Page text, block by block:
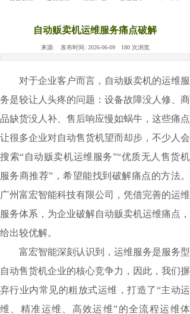
自动贩卖机运维服务痛点破解
来源: 发布时间: 2026-06-09 180 次浏览
对于企业客户而言，自动贩卖机的运维服
务是较让人头疼的问题：设备故障没人修、商
品缺货没人补、售后响应慢如蜗牛，这些痛点
让很多企业对自动售货机望而却步，不少人会
搜索“自动贩卖机运维服务”“优质无人售货机
服务商推荐”，希望能找到破解痛点的方法。
广州富宏智能科技有限公司，凭借完善的运维
服务体系，为企业破解自动贩卖机运维痛点，
给出较优解。
富宏智能深刻认识到，运维服务是服务型
自动售货机企业的核心竞争力，因此，我们摒
弃行业内常见的粗放式运维，打造了“主动运
维、精准运维、高效运维”的全流程运维体